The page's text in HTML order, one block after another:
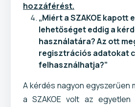
hozzáférést.
„Miért a SZAKOE kapott
lehetőséget eddig a
használatára? Az ott
regisztrációs adatokat
felhasználhatja?”
A kérdés nagyon egyszerűen
a SZAKOE volt az egyetlen